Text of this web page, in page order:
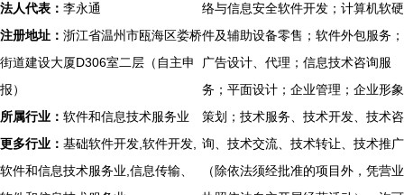
法人代表： 李永通
注册地址： 浙江省温州市瓯海区娄桥
街道建设大厦D306室二层（自主申
报）
所属行业： 软件和信息技术服务业
更多行业： 基础软件开发,软件开发,
软件和信息技术服务业,信息传输、
络与信息安全软件开发；计算机软硬
件及辅助设备零售；软件外包服务；
广告设计、代理；信息技术咨询服
务；平面设计；企业管理；企业形象
策划；技术服务、技术开发、技术咨
询、技术交流、技术转让、技术推广
（除依法须经批准的项目外，凭营业